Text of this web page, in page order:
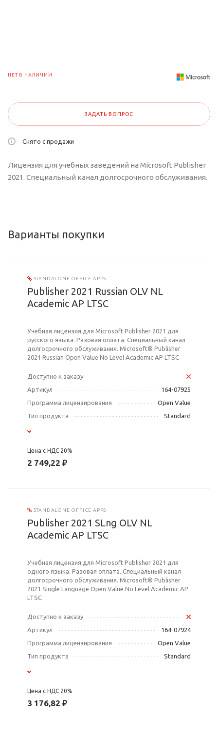
НЕТ В НАЛИЧИИ
ЗАДАТЬ ВОПРОС
Снято с продажи
Лицензия для учебных заведений на Microsoft Publisher
2021. Специальный канал долгосрочного обслуживания.
Варианты покупки
STANDALONE OFFICE APPS
Publisher 2021 Russian OLV NL
Academic AP LTSC
Учебная лицензия для Microsoft Publisher 2021 для
русского языка. Разовая оплата. Специальный канал
долгосрочного обслуживания. Microsoft® Publisher
2021 Russian Open Value No Level Academic AP LTSC
Доступно к заказу
Артикул
164-07925
Программа лицензирования
Open Value
Тип продукта
Standard
Цена с НДС 20%
2 749,22 ₽
STANDALONE OFFICE APPS
Publisher 2021 SLng OLV NL
Academic AP LTSC
Учебная лицензия для Microsoft Publisher 2021 для
одного языка. Разовая оплата. Специальный канал
долгосрочного обслуживания. Microsoft® Publisher
2021 Single Language Open Value No Level Academic AP
LTSC
Доступно к заказу
Артикул
164-07924
Программа лицензирования
Open Value
Тип продукта
Standard
Цена с НДС 20%
3 176,82 ₽